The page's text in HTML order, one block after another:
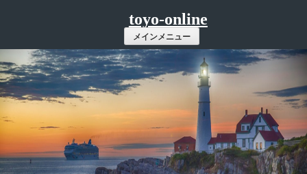
ツ
へ
ス
キ
ッ
プ
toyo-online
メインメニュー